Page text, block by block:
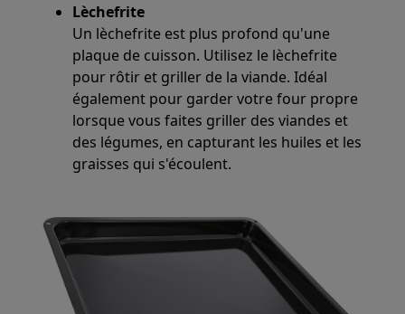
Lèchefrite
Un lèchefrite est plus profond qu'une
plaque de cuisson. Utilisez le lèchefrite
pour rôtir et griller de la viande. Idéal
également pour garder votre four propre
lorsque vous faites griller des viandes et
des légumes, en capturant les huiles et les
graisses qui s'écoulent.